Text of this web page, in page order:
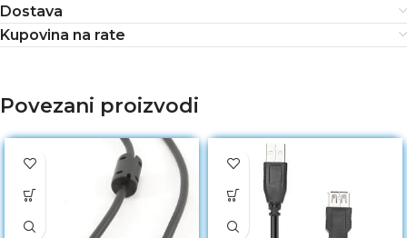
Dostava
Kupovina na rate
Povezani proizvodi